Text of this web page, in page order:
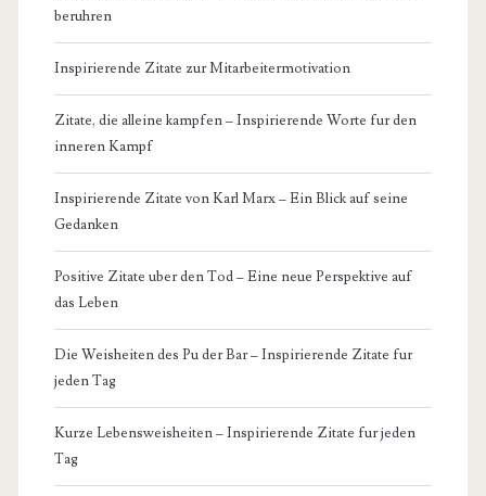
beruhren
Inspirierende Zitate zur Mitarbeitermotivation
Zitate, die alleine kampfen – Inspirierende Worte fur den
inneren Kampf
Inspirierende Zitate von Karl Marx – Ein Blick auf seine
Gedanken
Positive Zitate uber den Tod – Eine neue Perspektive auf
das Leben
Die Weisheiten des Pu der Bar – Inspirierende Zitate fur
jeden Tag
Kurze Lebensweisheiten – Inspirierende Zitate fur jeden
Tag